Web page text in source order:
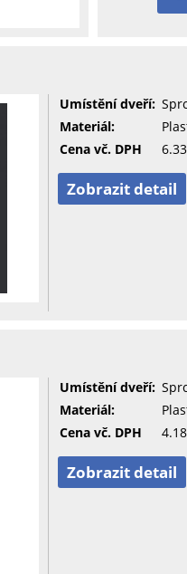
Umístění dveří:
Materiál:
Cena vč. DPH
Zobrazit detail
Umístění dveří:
Materiál:
Cena vč. DPH
Zobrazit detail